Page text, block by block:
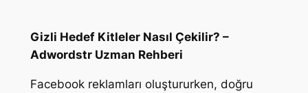
Gizli Hedef Kitleler Nasıl Çekilir? –
Adwordstr Uzman Rehberi
Facebook reklamları oluştururken, doğru